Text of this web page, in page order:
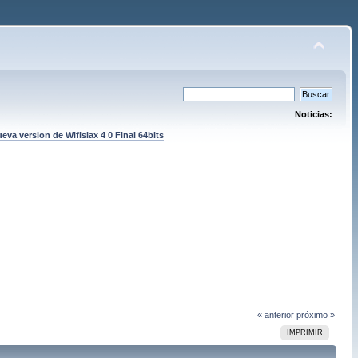
Noticias:
version de Wifislax 4 0 Final 64bits
« anterior próximo »
IMPRIMIR